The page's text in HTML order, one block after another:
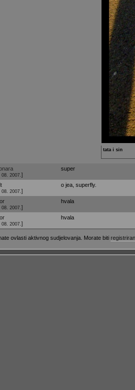
tata i sin
08. 2007. ]
super
08. 2007. ]
o jea, superfly.
08. 2007. ]
hvala
08. 2007. ]
hvala
ovlasti aktivnog sudjelovanja. Morate biti